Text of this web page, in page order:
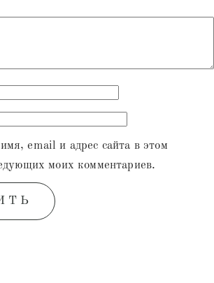
email и адрес сайта в этом
моих комментариев.